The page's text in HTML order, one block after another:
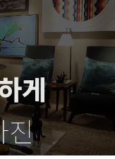
게